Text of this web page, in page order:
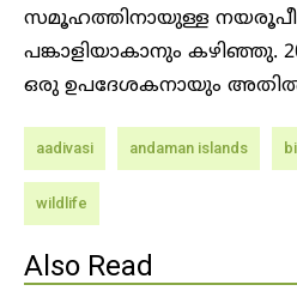
സമൂഹത്തിനായുള്ള
പങ്കാളിയാകാനും കഴിഞ്ഞു.
ഒരു ഉപ​ദേശകനായും അതിൽ
aadivasi andaman islands
wildlife
Also Read